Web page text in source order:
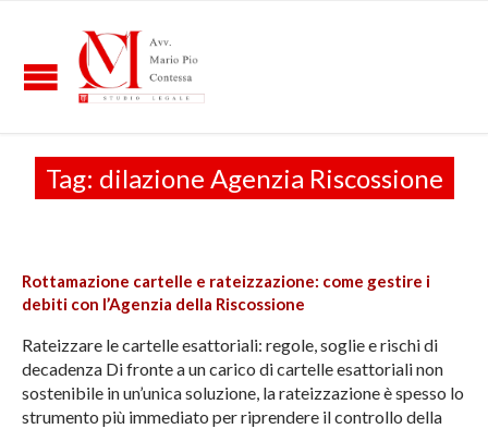
Tag: dilazione Agenzia Riscossione
Rottamazione cartelle e rateizzazione: come gestire i
debiti con l’Agenzia della Riscossione
Rateizzare le cartelle esattoriali: regole, soglie e rischi di
decadenza Di fronte a un carico di cartelle esattoriali non
sostenibile in un’unica soluzione, la rateizzazione è spesso lo
strumento più immediato per riprendere il controllo della